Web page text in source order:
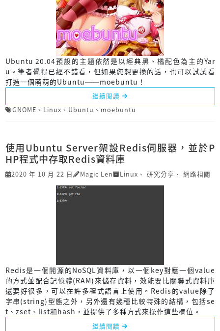
Ubuntu 20.04預設的主題依然是以經典黑、橘配色為主的Yar
u。筆者覺得已經不錯看，但如果您想更換的話，也可以試試看
打造一個萌萌的Ubuntu──moebuntu！
繼續閱讀
GNOME 、 Linux 、 Ubuntu 、 moebuntu
使用Ubuntu Server架設Redis伺服器，並於P
HP程式中存取Redis資料庫
2020 年 10 月 22 日 Magic Len Linux 、 研究分享 、 網路相關
Redis是一個開源的NoSQL資料庫，以一個key對應一個value
的方式並配合記憶體(RAM)來儲存資料，效能要比關聯式資料庫
還要好很多，可以在許多程式語言上使用。Redis的value除了
字串(string)型態之外，另外還有幾種比較特殊的結構，包括se
t、zset、list和hash，並提供了多種方式來操作這些欄位。
繼續閱讀